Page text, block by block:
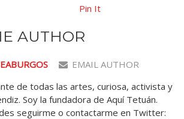
Pin It
AUTHOR
EMAIL AUTHOR
de todas las artes, curiosa, activista y
Soy la fundadora de Aquí Tetuán.
seguirme o contactarme en Twitter: